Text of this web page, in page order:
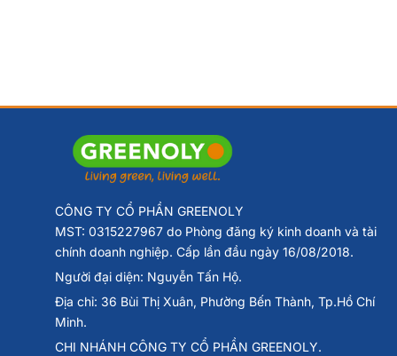
Phù Hợp Với
CÔNG TY CỔ PHẦN GREENOLY
MST: 0315227967 do Phòng đăng ký kinh doanh và tài
chính doanh nghiệp. Cấp lần đầu ngày 16/08/2018.
Người đại diện: Nguyễn Tấn Hộ.
Địa chỉ: 36 Bùi Thị Xuân, Phường Bến Thành, Tp.Hồ Chí
Minh.
CHI NHÁNH CÔNG TY CỔ PHẦN GREENOLY.